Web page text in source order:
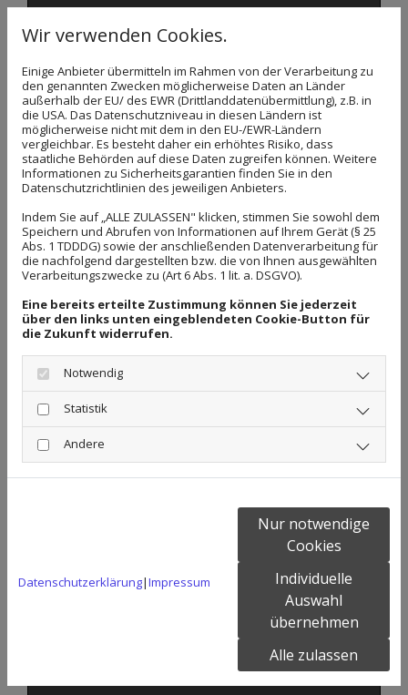
Google Maps
inaktiv
Aufgrund Ihrer Cookie-
Einstellungen kann dieses Modul
nicht geladen werden.
Wenn Sie dieses Modul sehen
möchten, passen Sie bitte Ihre
Cookie-Einstellungen
entsprechend an.
Cookie Einstellungen
Wunstorfer Landstraße 57
30453 Hannover
Fax: 0511 - 89747420
PRAXIS IN HANNOVER DAVENSTEDT
Wir verwenden Cookies.
Einige Anbieter übermitteln im Rahmen von der Verarbeitung zu
den genannten Zwecken möglicherweise Daten an Länder
außerhalb der EU/ des EWR (Drittlanddatenübermittlung), z.B. in
die USA. Das Datenschutzniveau in diesen Ländern ist
möglicherweise nicht mit dem in den EU-/EWR-Ländern
vergleichbar. Es besteht daher ein erhöhtes Risiko, dass
staatliche Behörden auf diese Daten zugreifen können. Weitere
Informationen zu Sicherheitsgarantien finden Sie in den
Datenschutzrichtlinien des jeweiligen Anbieters.
Indem Sie auf „ALLE ZULASSEN" klicken, stimmen Sie sowohl dem
Speichern und Abrufen von Informationen auf Ihrem Gerät (§ 25
Abs. 1 TDDDG) sowie der anschließenden Datenverarbeitung für
die nachfolgend dargestellten bzw. die von Ihnen ausgewählten
Verarbeitungszwecke zu (Art 6 Abs. 1 lit. a. DSGVO).
Eine bereits erteilte Zustimmung können Sie jederzeit
über den links unten eingeblendeten Cookie-Button für
die Zukunft widerrufen.
Notwendig
Statistik
Andere
Datenschutzerklärung|Impressum
Nur notwendige
Cookies
Individuelle
Auswahl
übernehmen
Alle zulassen